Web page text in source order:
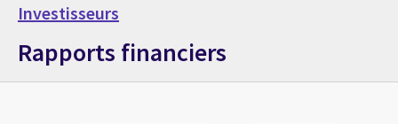
Investisseurs
Rapports financiers